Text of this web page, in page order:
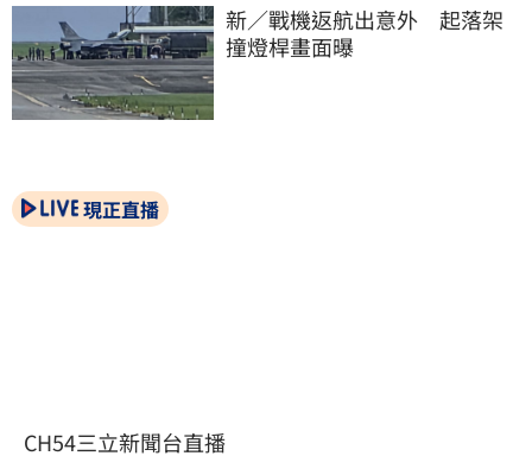
新／戰機返航出意外　起落架
撞燈桿畫面曝
現正直播
CH54三立新聞台直播